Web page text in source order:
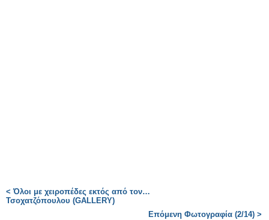
< Όλοι με χειροπέδες εκτός από τον…
Τσοχατζόπουλου (GALLERY)
Επόμενη Φωτογραφία (2/14) >